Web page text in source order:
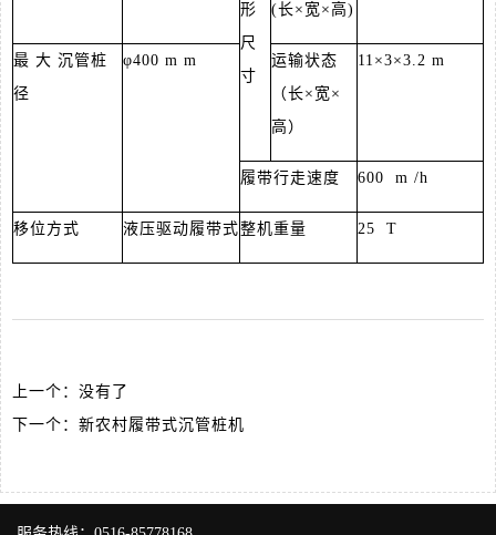
形
尺
寸
(长×宽×高)
最 大 沉管桩
径
φ400 m m
运输状态
（长×宽×
高）
11×3×3.2 m
履带行走速度 600 m /h
移位方式 液压驱动履带式整机重量 25 T
上一个：没有了
下一个： 新农村履带式沉管桩机